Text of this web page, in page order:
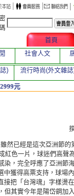
然已經是這次亞洲節的
紅色一片，球迷們高聲
染，完全呼應了亞洲節
獲得高票支持，球場
接把「台灣魂」字樣燙
但其實今年是陽岱鋼加
首頁
社會人文
) 流行時尚(外文雜
元